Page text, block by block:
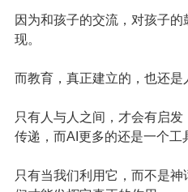
因为和孩子的交流，对孩子
现。
而教育，真正建立的，也还是
只有人与人之间，才会有启
传递，而AI更多的还是一个工
只有当我们利用它，而不是